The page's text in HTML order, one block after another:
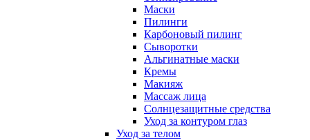
Маски
Пилинги
Карбоновый пилинг
Сыворотки
Альгинатные маски
Кремы
Макияж
Массаж лица
Солнцезащитные средства
Уход за контуром глаз
Уход за телом